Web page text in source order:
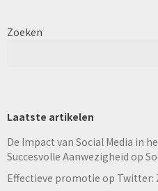
Zoeken
Laatste artikelen
De Impact van Social Media in
Succesvolle Aanwezigheid op
Effectieve promotie op Twitter: